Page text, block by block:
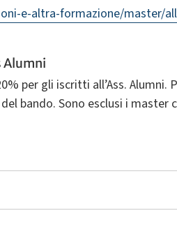
e-altra-formazione/master/
Alumni
per gli iscritti all’Ass. Alumni.
bando. Sono esclusi i master